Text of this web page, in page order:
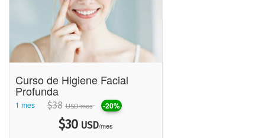
Curso de Higiene Facial
Profunda
1 mes $38 USD/mes -20%
$30 USD/mes